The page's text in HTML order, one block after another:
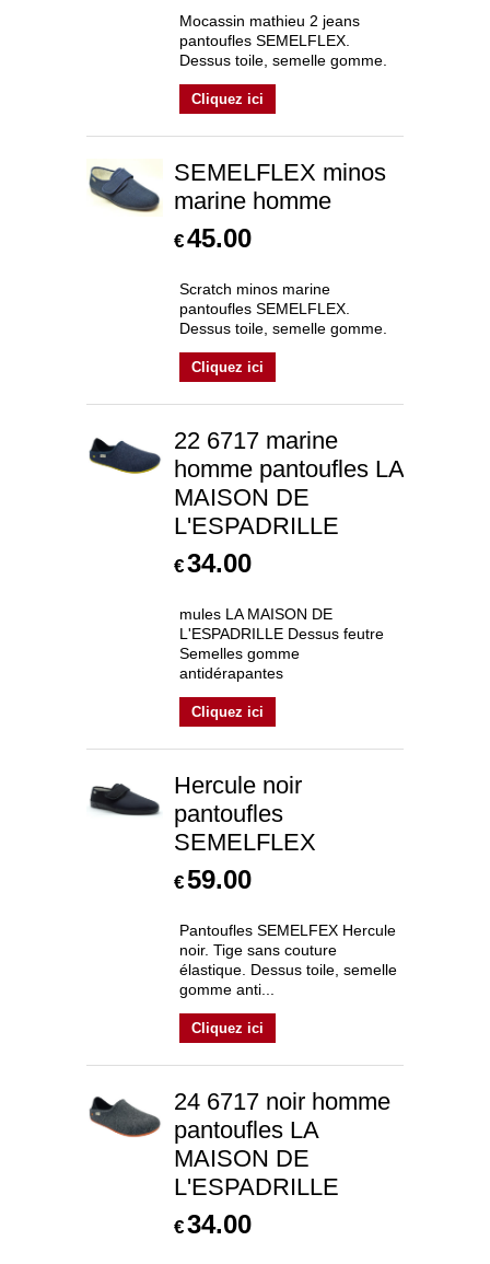
Mocassin mathieu 2 jeans
pantoufles SEMELFLEX.
Dessus toile, semelle gomme.
Cliquez ici
SEMELFLEX minos
marine homme
€45.00
Scratch minos marine
pantoufles SEMELFLEX.
Dessus toile, semelle gomme.
Cliquez ici
22 6717 marine
homme pantoufles LA
MAISON DE
L'ESPADRILLE
€34.00
mules LA MAISON DE
L'ESPADRILLE Dessus feutre
Semelles gomme
antidérapantes
Cliquez ici
Hercule noir
pantoufles
SEMELFLEX
€59.00
Pantoufles SEMELFEX Hercule
noir. Tige sans couture
élastique. Dessus toile, semelle
gomme anti...
Cliquez ici
24 6717 noir homme
pantoufles LA
MAISON DE
L'ESPADRILLE
€34.00